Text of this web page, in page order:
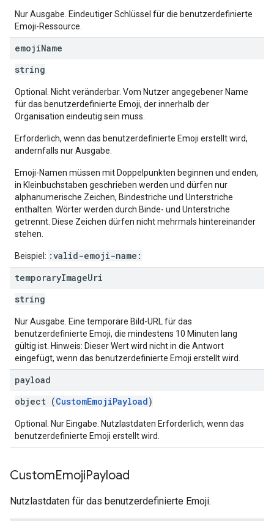
Nur Ausgabe. Eindeutiger Schlüssel für die benutzerdefinierte
Emoji-Ressource.
emojiName
string
Optional. Nicht veränderbar. Vom Nutzer angegebener Name
für das benutzerdefinierte Emoji, der innerhalb der
Organisation eindeutig sein muss.
Erforderlich, wenn das benutzerdefinierte Emoji erstellt wird,
andernfalls nur Ausgabe.
Emoji-Namen müssen mit Doppelpunkten beginnen und enden,
in Kleinbuchstaben geschrieben werden und dürfen nur
alphanumerische Zeichen, Bindestriche und Unterstriche
enthalten. Wörter werden durch Binde- und Unterstriche
getrennt. Diese Zeichen dürfen nicht mehrmals hintereinander
stehen.
Beispiel: :valid-emoji-name:
temporaryImageUri
string
Nur Ausgabe. Eine temporäre Bild-URL für das
benutzerdefinierte Emoji, die mindestens 10 Minuten lang
gültig ist. Hinweis: Dieser Wert wird nicht in die Antwort
eingefügt, wenn das benutzerdefinierte Emoji erstellt wird.
payload
object (CustomEmojiPayload)
Optional. Nur Eingabe. Nutzlastdaten Erforderlich, wenn das
benutzerdefinierte Emoji erstellt wird.
CustomEmojiPayload
Nutzlastdaten für das benutzerdefinierte Emoji.